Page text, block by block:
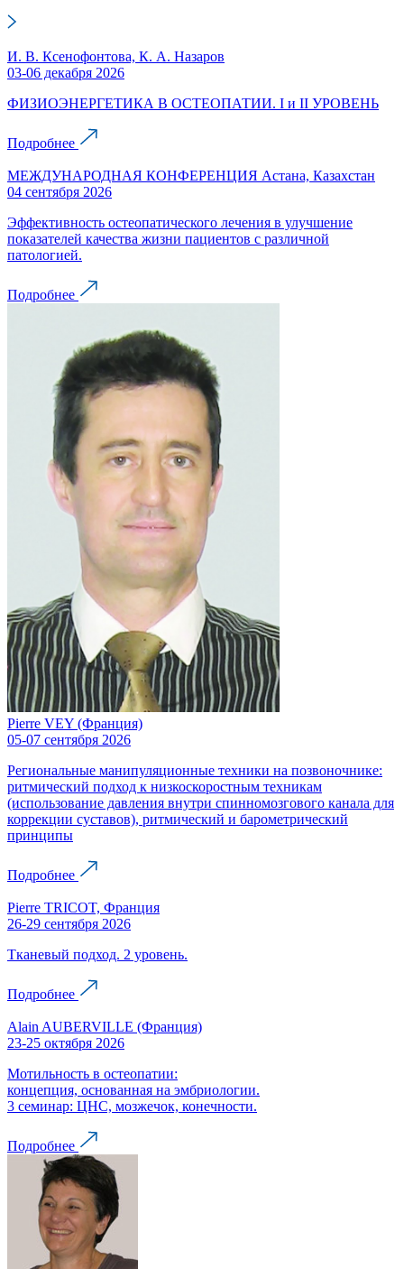
И. В. Ксенофонтова, К. А. Назаров
03-06 декабря 2026
ФИЗИОЭНЕРГЕТИКА В ОСТЕОПАТИИ. I и II УРОВЕНЬ
Подробнее
МЕЖДУНАРОДНАЯ КОНФЕРЕНЦИЯ Астана, Казахстан
04 сентября 2026
Эффективность остеопатического лечения в улучшение
показателей качества жизни пациентов с различной
патологией.
Подробнее
Pierre VEY (Франция)
05-07 сентября 2026
Региональные манипуляционные техники на позвоночнике:
ритмический подход к низкоскоростным техникам
(использование давления внутри спинномозгового канала для
коррекции суставов), ритмический и барометрический
принципы
Подробнее
Pierre TRICOT, Франция
26-29 сентября 2026
Тканевый подход. 2 уровень.
Подробнее
Alain AUBERVILLE (Франция)
23-25 октября 2026
Мотильность в остеопатии:
концепция, основанная на эмбриологии.
3 семинар: ЦНС, мозжечок, конечности.
Подробнее